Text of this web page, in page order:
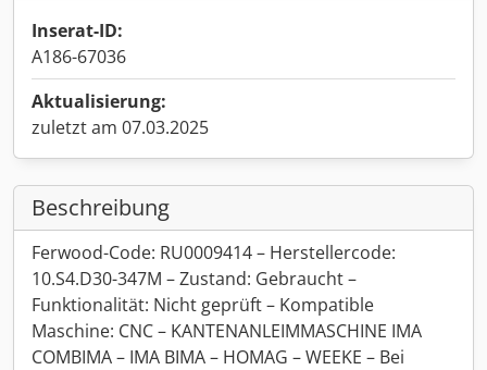
Inserat-ID:
A186-67036
Aktualisierung:
zuletzt am 07.03.2025
Beschreibung
Ferwood-Code: RU0009414 – Herstellercode:
10.S4.D30-347M – Zustand: Gebraucht –
Funktionalität: Nicht geprüft – Kompatible
Maschine: CNC – KANTENANLEIMMASCHINE IMA
COMBIMA – IMA BIMA – HOMAG – WEEKE – Bei